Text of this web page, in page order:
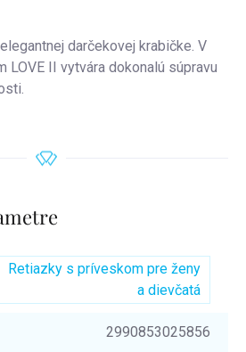
darčekovej krabičke. V
LOVE II vytvára dokonalú súpravu
Retiazky s príveskom pre ženy
a dievčatá
2990853025856